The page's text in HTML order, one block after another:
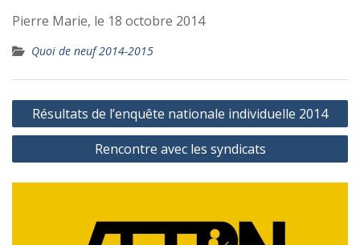
Pierre Marie, le 18 octobre 2014
Quoi de neuf 2014-2015
Navigation
de
Résultats de l’enquête nationale individuelle 2014
Rencontre avec les syndicats